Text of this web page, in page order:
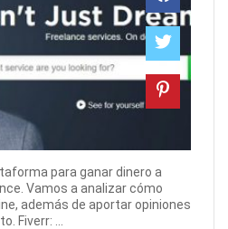
para ganar dinero a
Vamos a analizar cómo
además de aportar opiniones
Fiverr: ...